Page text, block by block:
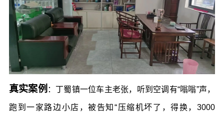
真实案例 ：丁蜀镇一位车主老张，听到空调有“嗡嗡”声，
跑到一家路边小店，被告知“压缩机坏了，得换，3000